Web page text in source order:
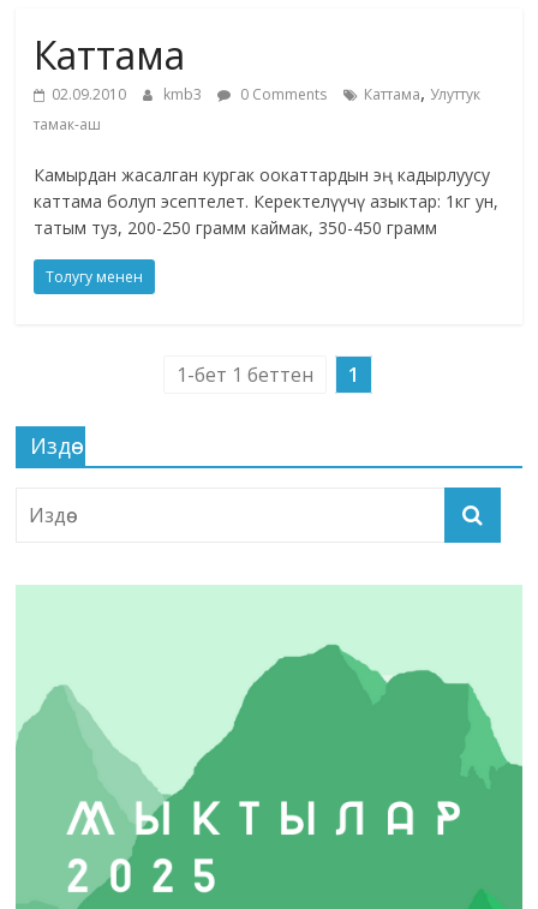
жана
Каттама
02.09.2010 kmb3 0 Comments Каттама, Улуттук
тамак-аш
Камырдан жасалган кургак оокаттардын эң кадырлуусу
каттама болуп эсептелет. Керектелүүчү азыктар: 1кг ун,
татым туз, 200-250 грамм каймак, 350-450 грамм
Толугу менен
1-бет 1 беттен 1
Издөө